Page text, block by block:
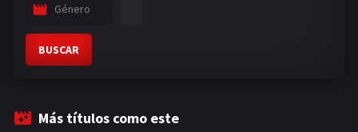
Género
BUSCAR
Más títulos como este